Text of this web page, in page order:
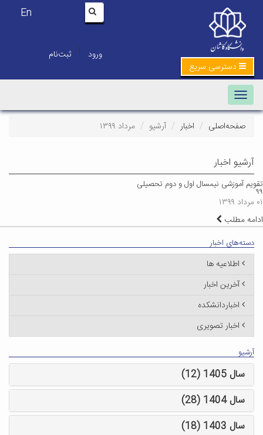
En
ورود | ثبت‌نام
دسترسی سریع
Toggle navigation
صفحه‌اصلی اخبار آرشیو مرداد ۱۳۹۹
آرشیو اخبار
تقویم آموزشی نیمسال اول و دوم تحصیلی
۹۹
۰۱ مرداد ۱۳۹۹
ادامه مطلب
دسته‌های اخبار
اطلاعیه ها
آخرین اخبار
اخباردانشکده
اخبار تصویری
آرشیو
سال 1405 (12)
سال 1404 (28)
سال 1403 (18)